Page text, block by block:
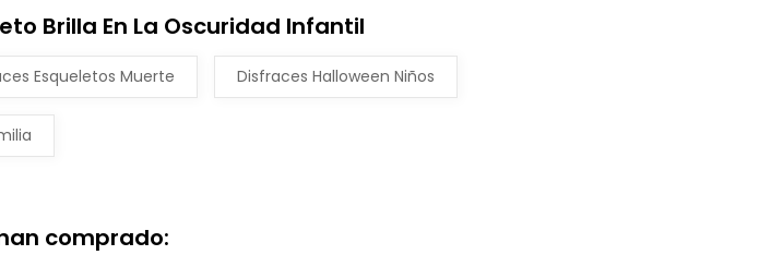
Brilla En La Oscuridad Infantil
Esqueletos Muerte Disfraces Halloween Niños
comprado: